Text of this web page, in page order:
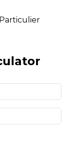
Particulier